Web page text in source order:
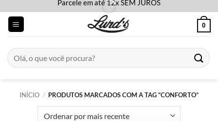
content
Parcele em até 12x SEM JUROS
0
Pesquisar
por:
INÍCIO / PRODUTOS MARCADOS COM A TAG “CONFORTO”